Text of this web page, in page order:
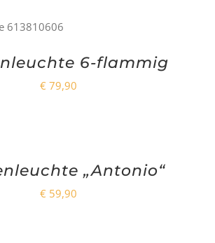
6-flammig
€ 79,90
„Antonio“
€ 59,90